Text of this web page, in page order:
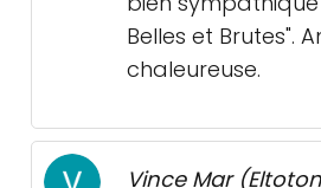
Belles et Brutes".
chaleureuse.
Vince Mar